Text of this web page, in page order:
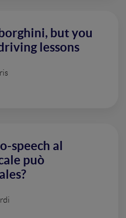
but you
lessons
speech al
può